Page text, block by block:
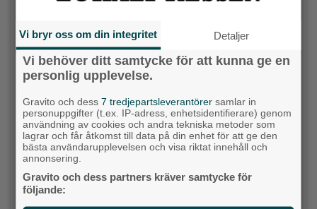
Socialdemokraterna
Moderaterna
Vänsterpartiet
Sverigedemokraterna
Miljöpartiet
Kristdemokraterna
Vi bryr oss om din integritet Detaljer
Vi behöver ditt samtycke för att kunna ge en
personlig upplevelse.
Gravito och dess7 tredjepartsleverantörer samlar in
personuppgifter (t.ex. IP-adress, enhetsidentifierare) genom
användning av cookies och andra tekniska metoder som
lagrar och får åtkomst till data på din enhet för att ge den
bästa användarupplevelsen och visa riktat innehåll och
annonsering.
Gravito och dess partners kräver samtycke för
följande: